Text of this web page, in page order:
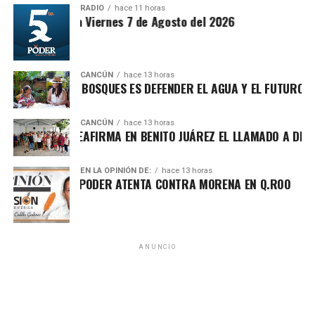
Asimismo, explicó que la gira informativa responde al
llamado de fortalecer la defensa de la soberanía nacional
frente a expresiones que, dijo, promueven posturas
postura de la presidenta Claudia Sheinbaum de mantener
RADIO hace 11 horas
Matutina Viernes 7 de Agosto del 2026
CANCÚN hace 13 horas
LOS BOSQUES ES DEFENDER EL AGUA Y EL FUTURO DE
CANCÚN hace 13 horas
MARÍN REAFIRMA EN BENITO JUÁREZ EL LLAMADO A
EN LA OPINIÓN DE: hace 13 horas
POR EL PODER ATENTA CONTRA MORENA EN Q.ROO
ANUNCIO